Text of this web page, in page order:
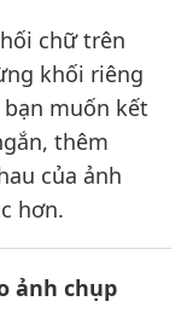
chữ trên
khối riêng
muốn kết
thêm
của ảnh
hơn.
ảnh chụp